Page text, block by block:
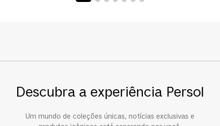
Descubra a experiência Persol
Um mundo de coleções únicas, notícias exclusivas e